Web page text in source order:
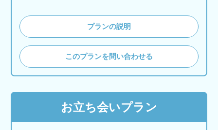
プランの説明
このプランを問い合わせる
お立ち会いプラン